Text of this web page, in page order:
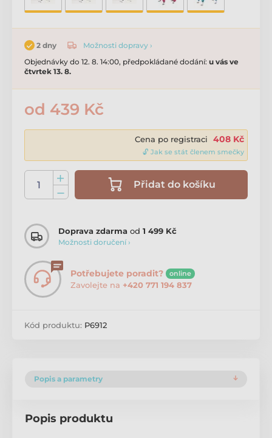
2 dny
Možnosti dopravy ›
Objednávky do 12. 8. 14:00, předpokládané dodání: u vás ve
čtvrtek 13. 8.
od 439 Kč
Cena po registraci 408 Kč
🔓 Jak se stát členem smečky
Přidat do košíku
Doprava zdarma od 1 499 Kč
Možnosti doručení ›
Potřebujete poradit? online
Zavolejte na +420 771 194 837
Kód produktu: P6912
Popis a parametry
Popis produktu